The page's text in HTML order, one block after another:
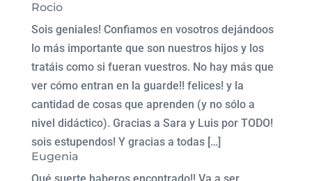
Rocio
Sois geniales! Confiamos en vosotros dejándoos
lo más importante que son nuestros hijos y los
tratáis como si fueran vuestros. No hay más que
ver cómo entran en la guarde!! felices! y la
cantidad de cosas que aprenden (y no sólo a
nivel didáctico). Gracias a Sara y Luis por TODO!
sois estupendos! Y gracias a todas […]
Eugenia